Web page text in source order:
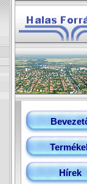
Hírek